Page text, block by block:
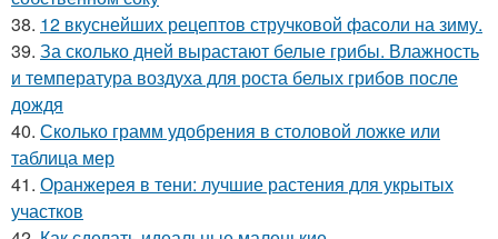
38. 12 вкуснейших рецептов стручковой фасоли на зиму.
39. За сколько дней вырастают белые грибы. Влажность
и температура воздуха для роста белых грибов после
дождя
40. Сколько грамм удобрения в столовой ложке или
таблица мер
41. Оранжерея в тени: лучшие растения для укрытых
участков